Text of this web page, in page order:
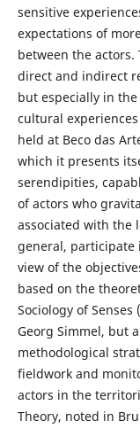
sensitive
expectations of
between the
direct and indirect
but especially in
cultural
held at Beco das
which it presents
serendipities,
of actors who
associated with the
general, participate
view of the
based on the
Sociology of
Georg Simmel, but
methodological
fieldwork and
actors in the
Theory, noted in